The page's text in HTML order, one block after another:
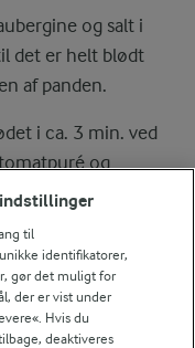
og salt i
det er helt blødt
af panden.
i ca. 3 min. ved
og
og peber og steg
rør af og til. Vend
til
identifikatorer,
gør det muligt for
der er vist under
Hvis du
deaktiveres